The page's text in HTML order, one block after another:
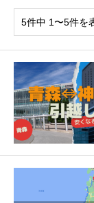
5件中 1〜5件を